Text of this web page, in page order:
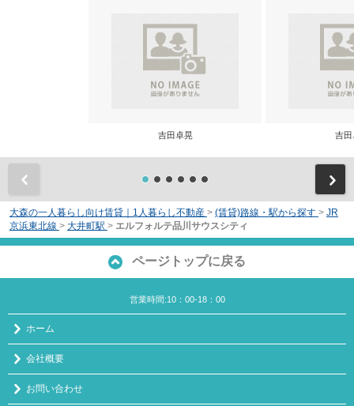
吉田卓晃 吉田
大森の一人暮らし向け賃貸｜1人暮らし不動産 > (賃貸)路線・駅から探す > JR
京浜東北線 > 大井町駅 > エルフォルテ品川サウスシティ
ページトップに戻る
営業時間:10：00-18：00
ホーム
会社概要
お問い合わせ